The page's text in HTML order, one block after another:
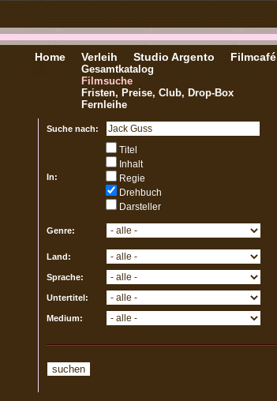
Home Verleih
Gesamtkatalog
Filmsuche
Fristen, Preise, Club, Drop-Box
Fernleihe
Studio Argento Filmcafé
Suche nach:
In:
Titel
Inhalt
Regie
Drehbuch
Darsteller
Genre:
Land:
Sprache:
Untertitel:
Medium: